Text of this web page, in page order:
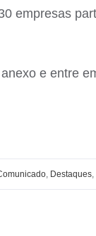
empresas
e entre
Destaques